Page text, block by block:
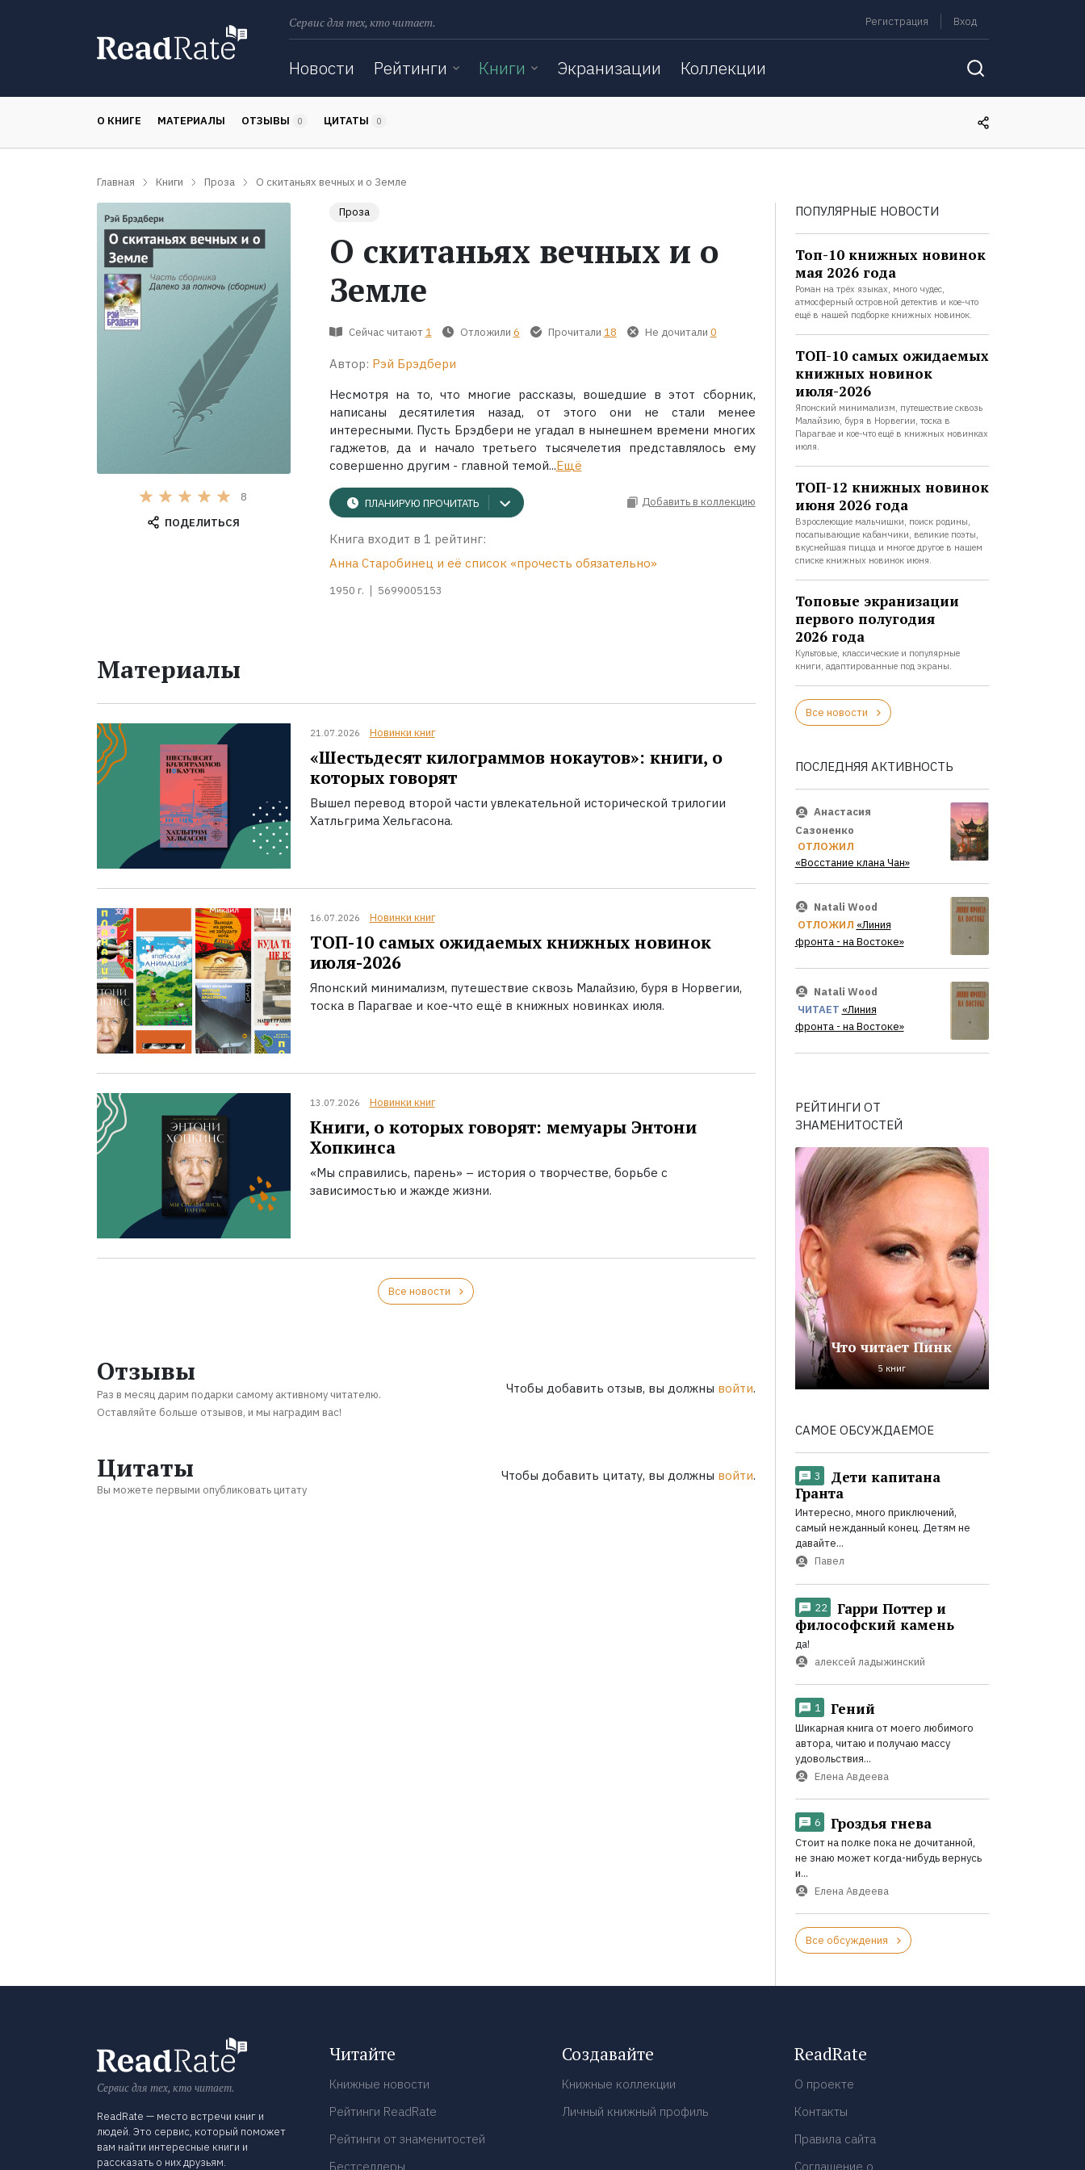
Сервис для тех, кто читает. Регистрация Вход
Новости Рейтинги Книги Экранизации Коллекции
О КНИГЕ МАТЕРИАЛЫ ОТЗЫВЫ 0 ЦИТАТЫ 0
Главная Книги Проза О скитаньях вечных и о Земле
8
ПОДЕЛИТЬСЯ
Проза
О скитаньях вечных и о
Земле
Сейчас читают 1 Отложили 6 Прочитали 18 Не дочитали 0
Автор: Рэй Брэдбери
Несмотря на то, что многие рассказы, вошедшие в этот сборник,
написаны десятилетия назад, от этого они не стали менее
интересными. Пусть Брэдбери не угадал в нынешнем времени многих
гаджетов, да и начало третьего тысячелетия представлялось ему
совершенно другим - главной темой...Ещё
ПЛАНИРУЮ ПРОЧИТАТЬ Добавить в коллекцию
Книга входит в 1 рейтинг:
Анна Старобинец и её список «прочесть обязательно»
1950 г. 5699005153
Материалы
21.07.2026 Новинки книг
«Шестьдесят килограммов нокаутов»: книги, о
которых говорят
Вышел перевод второй части увлекательной исторической трилогии
Хатльгрима Хельгасона.
16.07.2026 Новинки книг
ТОП-10 самых ожидаемых книжных новинок
июля-2026
Японский минимализм, путешествие сквозь Малайзию, буря в Норвегии,
тоска в Парагвае и кое-что ещё в книжных новинках июля.
13.07.2026 Новинки книг
Книги, о которых говорят: мемуары Энтони
Хопкинса
«Мы справились, парень» – история о творчестве, борьбе с
зависимостью и жажде жизни.
Все новости
Отзывы
Раз в месяц дарим подарки самому активному читателю.
Оставляйте больше отзывов, и мы наградим вас!
Чтобы добавить отзыв, вы должны войти.
Цитаты
Вы можете первыми опубликовать цитату
Чтобы добавить цитату, вы должны войти.
ПОПУЛЯРНЫЕ НОВОСТИ
Топ-10 книжных новинок
мая 2026 года
Роман на трёх языках, много чудес,
атмосферный островной детектив и кое-что
ещё в нашей подборке книжных новинок.
ТОП-10 самых ожидаемых
книжных новинок
июля-2026
Японский минимализм, путешествие сквозь
Малайзию, буря в Норвегии, тоска в
Парагвае и кое-что ещё в книжных новинках
июля.
ТОП-12 книжных новинок
июня 2026 года
Взрослеющие мальчишки, поиск родины,
посапывающие кабанчики, великие поэты,
вкуснейшая пицца и многое другое в нашем
списке книжных новинок июня.
Топовые экранизации
первого полугодия
2026 года
Культовые, классические и популярные
книги, адаптированные под экраны.
Все новости
ПОСЛЕДНЯЯ АКТИВНОСТЬ
Анастасия
Сазоненко
ОТЛОЖИЛ
«Восстание клана Чан»
Natali Wood
ОТЛОЖИЛ «Линия
фронта - на Востоке»
Natali Wood
ЧИТАЕТ «Линия
фронта - на Востоке»
РЕЙТИНГИ ОТ
ЗНАМЕНИТОСТЕЙ
Что читает Пинк
5 книг
САМОЕ ОБСУЖДАЕМОЕ
3
Дети капитана
Гранта
Интересно, много приключений,
самый нежданный конец. Детям не
давайте...
Павел
22
Гарри Поттер и
философский камень
да!
алексей ладыжинский
1 Гений
Шикарная книга от моего любимого
автора, читаю и получаю массу
удовольствия...
Елена Авдеева
6 Гроздья гнева
Стоит на полке пока не дочитанной,
не знаю может когда-нибудь вернусь
и...
Елена Авдеева
Все обсуждения
Сервис для тех, кто читает.
ReadRate — место встречи книг и
людей. Это сервис, который поможет
вам найти интересные книги и
рассказать о них друзьям.
Читайте
Книжные новости
Рейтинги ReadRate
Рейтинги от знаменитостей
Бестселлеры
Создавайте
Книжные коллекции
Личный книжный профиль
ReadRate
О проекте
Контакты
Правила сайта
Соглашение о